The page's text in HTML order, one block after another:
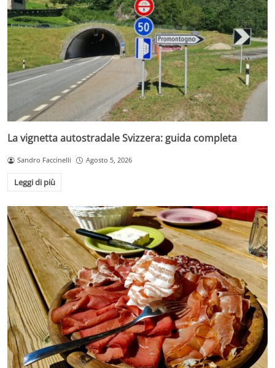
La vignetta autostradale Svizzera: guida completa
Sandro Faccinelli Agosto 5, 2026
Leggi di più